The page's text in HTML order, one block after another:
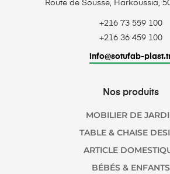
Route de Sousse, Harkoussia,
+216 73 559 100
+216 36 459 100
info@sotufab-
Nos produits
MOBILIER DE
TABLE & CHAISE
ARTICLE
BÉBÉS & ENFANTS